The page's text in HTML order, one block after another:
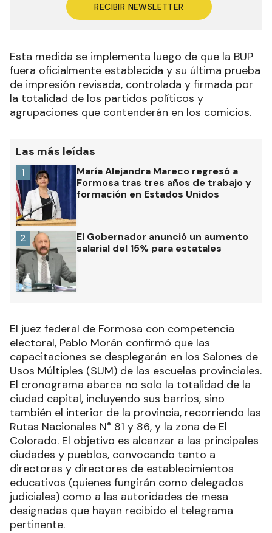
RECIBIR NEWSLETTER
Esta medida se implementa luego de que la BUP
fuera oficialmente establecida y su última prueba
de impresión revisada, controlada y firmada por
la totalidad de los partidos políticos y
agrupaciones que contenderán en los comicios.
Las más leídas
María Alejandra Mareco regresó a
Formosa tras tres años de trabajo y
formación en Estados Unidos
1
El Gobernador anunció un aumento
salarial del 15% para estatales
2
El juez federal de Formosa con competencia
electoral, Pablo Morán confirmó que las
capacitaciones se desplegarán en los Salones de
Usos Múltiples (SUM) de las escuelas provinciales.
El cronograma abarca no solo la totalidad de la
ciudad capital, incluyendo sus barrios, sino
también el interior de la provincia, recorriendo las
Rutas Nacionales N° 81 y 86, y la zona de El
Colorado. El objetivo es alcanzar a las principales
ciudades y pueblos, convocando tanto a
directoras y directores de establecimientos
educativos (quienes fungirán como delegados
judiciales) como a las autoridades de mesa
designadas que hayan recibido el telegrama
pertinente.